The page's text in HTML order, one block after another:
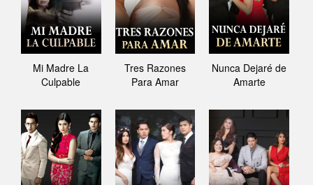
Mi Madre La
Culpable
Tres Razones
Para Amar
Nunca Dejaré de
Amarte